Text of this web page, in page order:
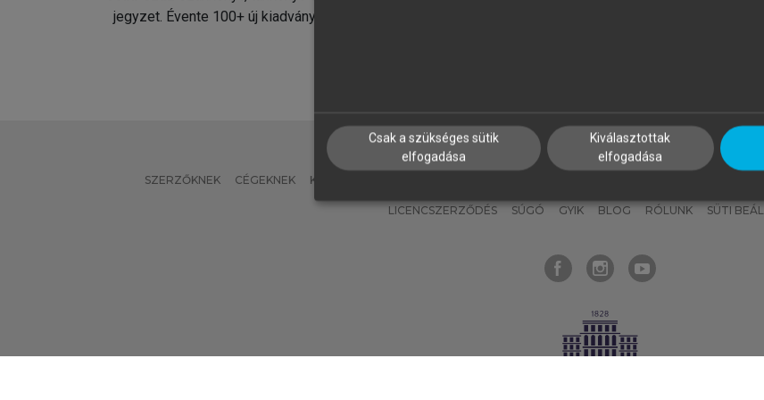
jegyzet. Évente 100+ új kiadvány.
SZERZŐKNEK CÉGEKNEK KÖNYVTÁROSOKNAK MI –
LICENCSZERZŐDÉS SÚGÓ GYIK BLOG RÓLUNK SÜTI
Csak a szükséges sütik
elfogadása
Kiválasztottak
elfogadása